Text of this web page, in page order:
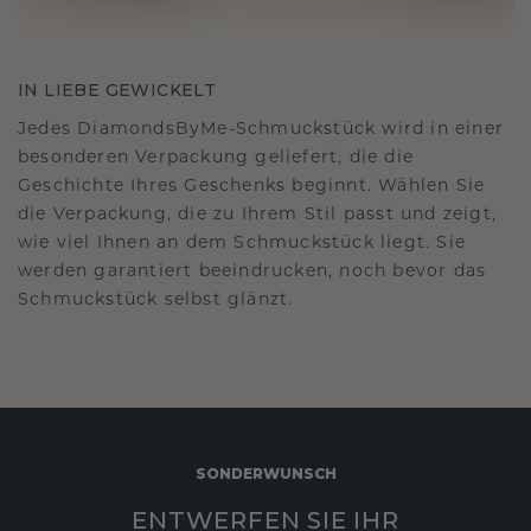
IN LIEBE GEWICKELT
Jedes DiamondsByMe-Schmuckstück wird in einer
besonderen Verpackung geliefert, die die
Geschichte Ihres Geschenks beginnt. Wählen Sie
die Verpackung, die zu Ihrem Stil passt und zeigt,
wie viel Ihnen an dem Schmuckstück liegt. Sie
werden garantiert beeindrucken, noch bevor das
Schmuckstück selbst glänzt.
SONDERWUNSCH
ENTWERFEN SIE IHR